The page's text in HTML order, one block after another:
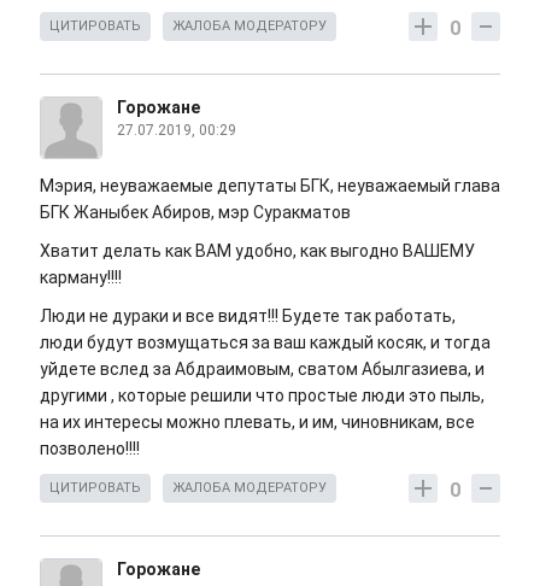
0
ЦИТИРОВАТЬ ЖАЛОБА МОДЕРАТОРУ
Горожане
27.07.2019, 00:29
Мэрия, неуважаемые депутаты БГК, неуважаемый глава
БГК Жаныбек Абиров, мэр Суракматов
Хватит делать как ВАМ удобно, как выгодно ВАШЕМУ
карману!!!!
Люди не дураки и все видят!!! Будете так работать,
люди будут возмущаться за ваш каждый косяк, и тогда
уйдете вслед за Абдраимовым, сватом Абылгазиева, и
другими , которые решили что простые люди это пыль,
на их интересы можно плевать, и им, чиновникам, все
позволено!!!!
0
ЦИТИРОВАТЬ ЖАЛОБА МОДЕРАТОРУ
Горожане